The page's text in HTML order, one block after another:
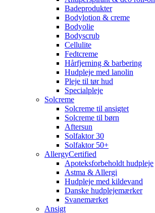
Badeprodukter
Bodylotion & creme
Bodyolie
Bodyscrub
Cellulite
Fedtcreme
Hårfjerning & barbering
Hudpleje med lanolin
Pleje til tør hud
Specialpleje
Solcreme
Solcreme til ansigtet
Solcreme til børn
Aftersun
Solfaktor 30
Solfaktor 50+
AllergyCertified
Apoteksforbeholdt hudpleje
Astma & Allergi
Hudpleje med kildevand
Danske hudplejemærker
Svanemærket
Ansigt